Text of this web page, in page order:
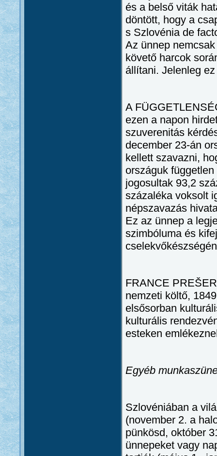
és a belső viták
döntött, hogy a
s Szlovénia de
Az ünnep
követő harcok
állítani. Jelenleg
A
ezen a napon
szuverenitás
december 23-án
kellett szavazni,
országuk
jogosultak 93,2
százaléka voksolt
népszavazás
Ez az ünnep a
szimbóluma és
FRANCE
nemzeti költő,
elsősorban
kulturális
esteken
Egyéb
Szlovéniában a
(november 2. a
pünkösd, október
ünnepeket vagy